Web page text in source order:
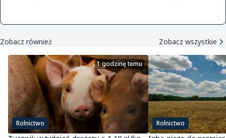
Zobacz również Zobacz wszystkie
Rolnictwo
1 godzinę temu
Rolnictwo